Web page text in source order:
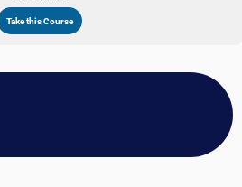
Take this Course